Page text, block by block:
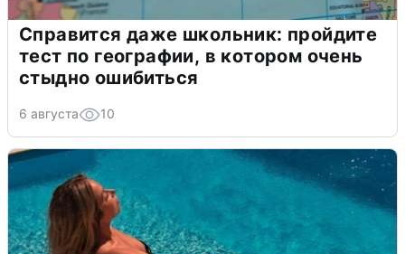
Справится даже школьник: пройдите
тест по географии, в котором очень
стыдно ошибиться
6 августа 10